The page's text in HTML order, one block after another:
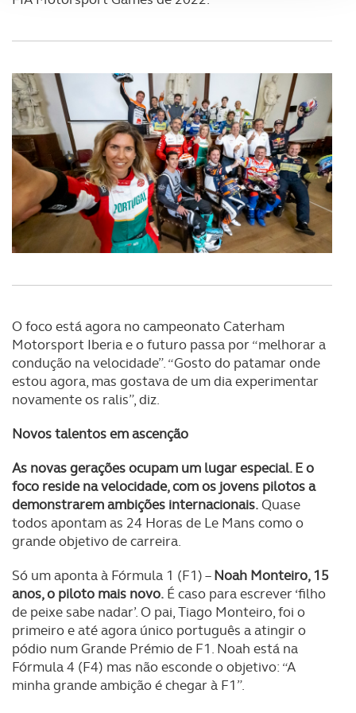
utilização do nosso site de publicidade e de análise, com
O ACP garantirá que as transferências internacionais de
dados pessoais serão realizadas apenas com o seu
consentimento e quando tal se afigure estritamente
necessário no contexto dos serviços a prestar.
Realçamos que o bloqueio de certo tipo de Cookies e
tecnologias similares pode ter impacto na sua
experiência de navegação no Website e nos serviços
disponibilizados.
O foco está agora no campeonato Caterham
Motorsport Iberia e o futuro passa por “melhorar a
condução na velocidade”. “Gosto do patamar onde
estou agora, mas gostava de um dia experimentar
novamente os ralis”, diz.
Novos talentos em ascenção
As novas gerações ocupam um lugar especial. E o
foco reside na velocidade, com os jovens pilotos a
demonstrarem ambições internacionais.Quase
todos apontam as 24 Horas de Le Mans como o
grande objetivo de carreira.
Só um aponta à Fórmula 1 (F1) –Noah Monteiro, 15
anos, o piloto mais novo. É caso para escrever ‘filho
de peixe sabe nadar’. O pai, Tiago Monteiro, foi o
primeiro e até agora único português a atingir o
pódio num Grande Prémio de F1. Noah está na
Fórmula 4 (F4) mas não esconde o objetivo: “A
minha grande ambição é chegar à F1”.